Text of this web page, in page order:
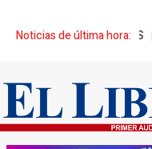
Noticias de última hora:
BENEFICIADOS